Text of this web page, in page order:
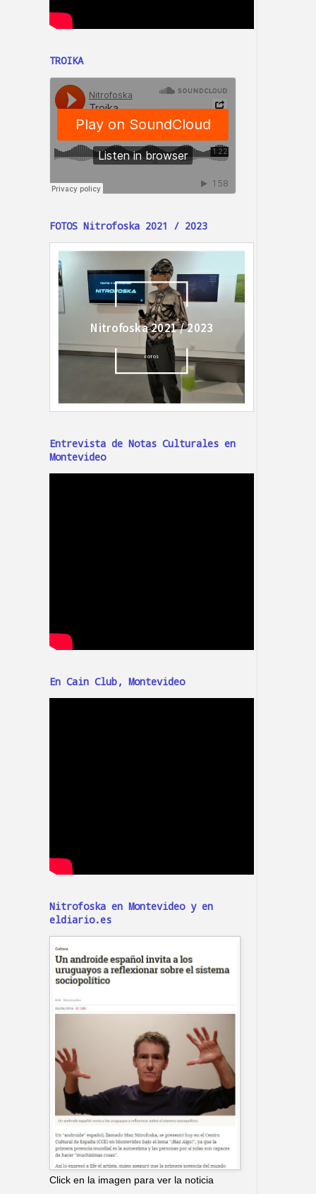
TROIKA
FOTOS Nitrofoska 2021 / 2023
Entrevista de Notas Culturales en
Montevideo
En Cain Club, Montevideo
Nitrofoska en Montevideo y en
eldiario.es
Click en la imagen para ver la noticia